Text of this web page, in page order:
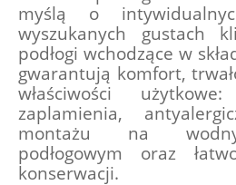
myślą o
wyszukanych gustach
podłogi wchodzące w
gwarantują komfort,
właściwości
zaplamienia,
montażu na
podłogowym oraz
konserwacji.